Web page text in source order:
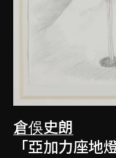
倉俁史朗
「亞加力座地